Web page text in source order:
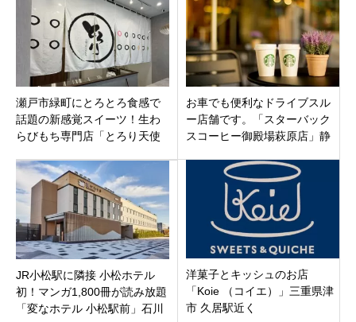
瀬戸市緑町にとろとろ食感で
話題の新感覚スイーツ！生わ
らびもち専門店「とろり天使
日オープン
お車でも便利なドライブスル
ー店舗です。「スターバック
スコーヒー御殿場萩原店」静
JR小松駅に隣接 小松ホテル
初！マンガ1,800冊が読み放題
「変なホテル 小松駅前」石川
洋菓子とキッシュのお店
「Koie （コイエ）」三重県津
市 久居駅近く